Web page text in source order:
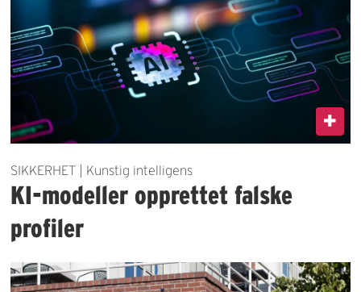
SIKKERHET | Kunstig intelligens
KI-modeller opprettet falske
profiler